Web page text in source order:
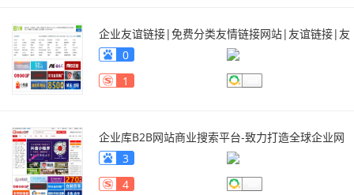
企业友谊链接|免费分类友情链接网站|友谊链接|友
谊链接交换|友情链接|有情链接交换
www.xlcc.com
0
1
企业库B2B网站商业搜索平台-致力打造全球企业网
上贸易网络宣传电子商务的交流平台
www.qiyeku.com/
3
4